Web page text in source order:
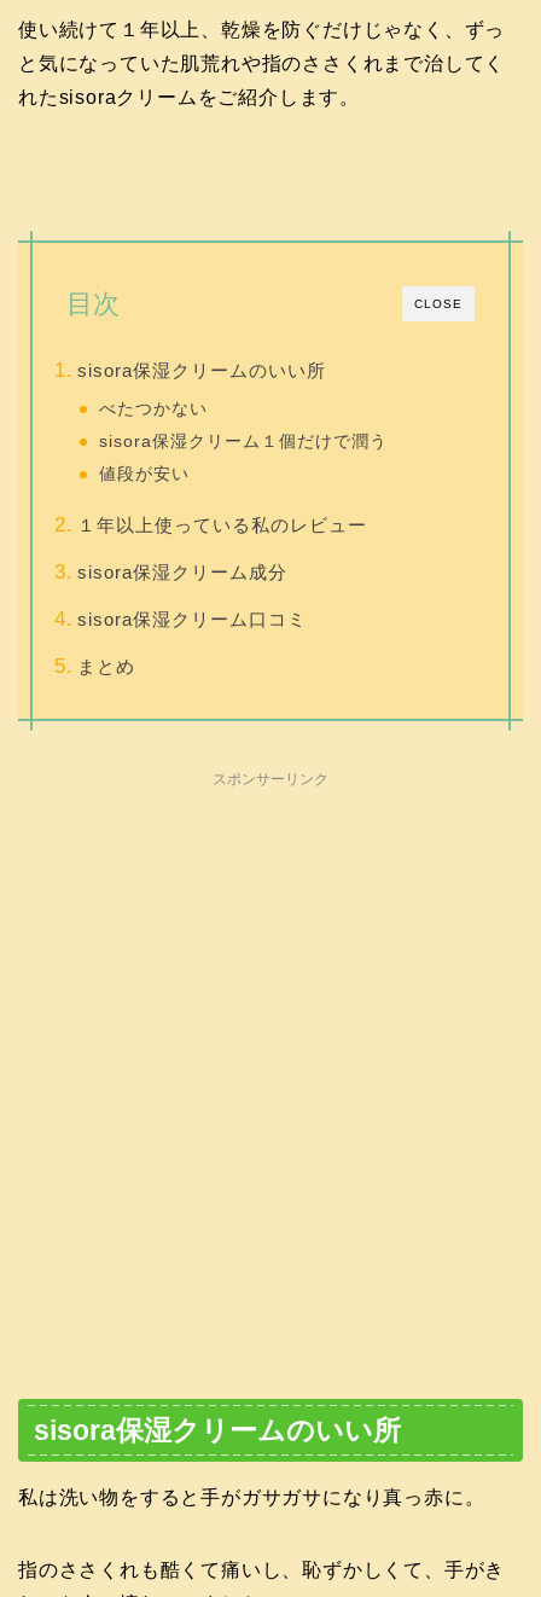
使い続けて１年以上、乾燥を防ぐだけじゃなく、ずっ
と気になっていた肌荒れや指のささくれまで治してく
れたsisoraクリームをご紹介します。
CLOSE
目次
sisora保湿クリームのいい所
べたつかない
sisora保湿クリーム１個だけで潤う
値段が安い
１年以上使っている私のレビュー
sisora保湿クリーム成分
sisora保湿クリーム口コミ
まとめ
スポンサーリンク
sisora保湿クリームのいい所
私は洗い物をすると手がガサガサになり真っ赤に。
指のささくれも酷くて痛いし、恥ずかしくて、手がき